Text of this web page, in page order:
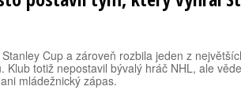
Cup a zároveň rozbila jeden z
Klub totiž nepostavil bývalý hráč NHL, ale
mládežnický zápas.